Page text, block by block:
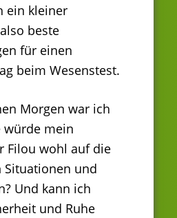
ein kleiner
beste
für einen
beim Wesenstest.
Morgen war ich
würde mein
Filou wohl auf die
Situationen und
Und kann ich
und Ruhe